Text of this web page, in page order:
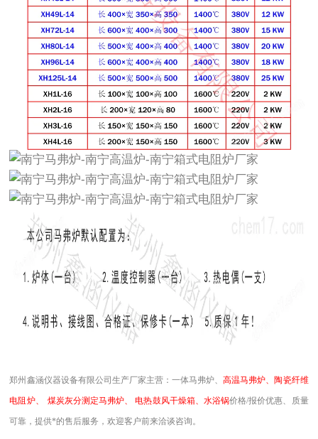
郑州鑫涵仪器设备有限公司 生产厂家主营：一体马弗炉、高温马弗炉、陶瓷纤维
电阻炉、 煤炭灰分测定马弗炉、 电热鼓风干燥箱、水浴锅价格/报价优惠、质量
可靠，提供*的售后服务，欢迎客户前来洽谈咨询。